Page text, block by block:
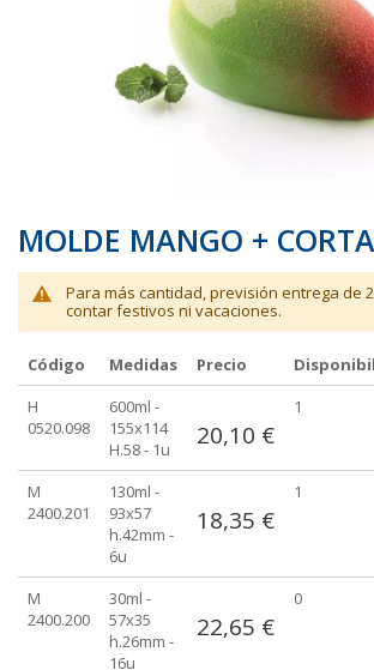
MOLDE MANGO +
Para más cantidad, previsión entrega de
contar festivos ni vacaciones.
de
agrupados
Código Medidas Precio
H
0520.098
600ml -
155x114
H.58 - 1u
20,10 €
1
M
2400.201
130ml -
93x57
h.42mm -
6u
18,35 €
1
M
2400.200
30ml -
57x35
h.26mm -
16u
22,65 €
0